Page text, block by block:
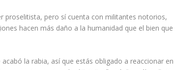
proselitista, pero sí cuenta con militantes notorios,
hacen más daño a la humanidad que el bien que
la rabia, así que estás obligado a reaccionar en